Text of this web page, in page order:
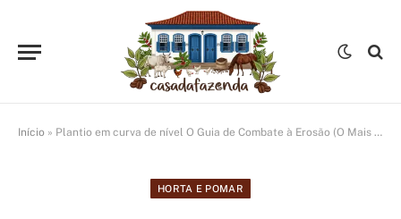
Início » Plantio em curva de nível O Guia de Combate à Erosão (O Mais Importante)
HORTA E POMAR